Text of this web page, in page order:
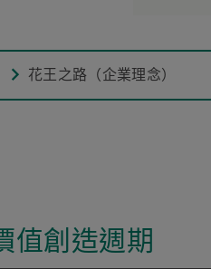
花王之路（企業理念）
值創造週期